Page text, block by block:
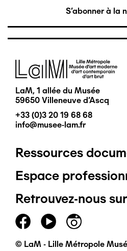
S'abonner à la
Image
LaM, 1 allée du Musée
59650 Villeneuve d'Ascq
+33 (0)3 20 19 68 68
info@musee-lam.fr
Pied
de
page
principal
Ressources
Espace
Retrouvez-nous
© LaM - Lille Métropole